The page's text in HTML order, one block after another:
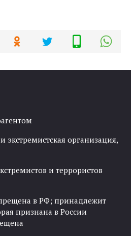
экстремистская организация,
и террористов
в РФ; принадлежит
признана в России